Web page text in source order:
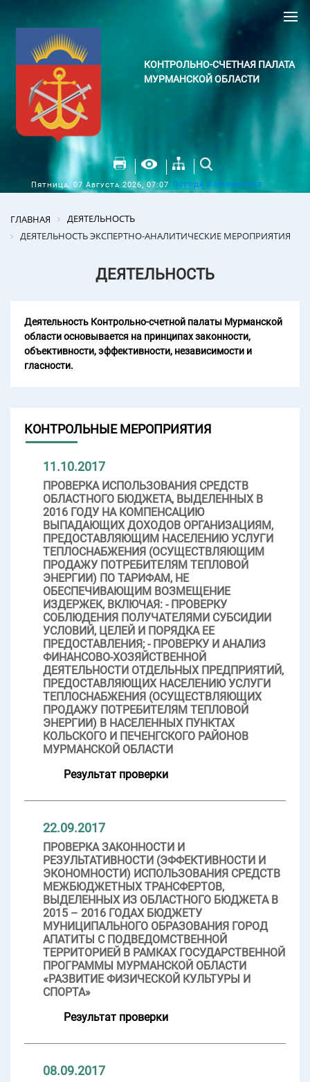
КОНТРОЛЬНО-СЧЕТНАЯ ПАЛАТА
МУРМАНСКОЙ ОБЛАСТИ
Пятница, 07 Августа 2026, 07:07 Погода в Мурманске
ГЛАВНАЯ
ДЕЯТЕЛЬНОСТЬ
ДЕЯТЕЛЬНОСТЬ ЭКСПЕРТНО-АНАЛИТИЧЕСКИЕ МЕРОПРИЯТИЯ
ДЕЯТЕЛЬНОСТЬ
Деятельность Контрольно-счетной палаты Мурманской
области основывается на принципах законности,
объективности, эффективности, независимости и
гласности.
КОНТРОЛЬНЫЕ МЕРОПРИЯТИЯ
11.10.2017
ПРОВЕРКА ИСПОЛЬЗОВАНИЯ СРЕДСТВ
ОБЛАСТНОГО БЮДЖЕТА, ВЫДЕЛЕННЫХ В
2016 ГОДУ НА КОМПЕНСАЦИЮ
ВЫПАДАЮЩИХ ДОХОДОВ ОРГАНИЗАЦИЯМ,
ПРЕДОСТАВЛЯЮЩИМ НАСЕЛЕНИЮ УСЛУГИ
ТЕПЛОСНАБЖЕНИЯ (ОСУЩЕСТВЛЯЮЩИМ
ПРОДАЖУ ПОТРЕБИТЕЛЯМ ТЕПЛОВОЙ
ЭНЕРГИИ) ПО ТАРИФАМ, НЕ
ОБЕСПЕЧИВАЮЩИМ ВОЗМЕЩЕНИЕ
ИЗДЕРЖЕК, ВКЛЮЧАЯ: - ПРОВЕРКУ
СОБЛЮДЕНИЯ ПОЛУЧАТЕЛЯМИ СУБСИДИИ
УСЛОВИЙ, ЦЕЛЕЙ И ПОРЯДКА ЕЕ
ПРЕДОСТАВЛЕНИЯ; - ПРОВЕРКУ И АНАЛИЗ
ФИНАНСОВО-ХОЗЯЙСТВЕННОЙ
ДЕЯТЕЛЬНОСТИ ОТДЕЛЬНЫХ ПРЕДПРИЯТИЙ,
ПРЕДОСТАВЛЯЮЩИХ НАСЕЛЕНИЮ УСЛУГИ
ТЕПЛОСНАБЖЕНИЯ (ОСУЩЕСТВЛЯЮЩИХ
ПРОДАЖУ ПОТРЕБИТЕЛЯМ ТЕПЛОВОЙ
ЭНЕРГИИ) В НАСЕЛЕННЫХ ПУНКТАХ
КОЛЬСКОГО И ПЕЧЕНГСКОГО РАЙОНОВ
МУРМАНСКОЙ ОБЛАСТИ
Результат проверки
22.09.2017
ПРОВЕРКА ЗАКОННОСТИ И
РЕЗУЛЬТАТИВНОСТИ (ЭФФЕКТИВНОСТИ И
ЭКОНОМНОСТИ) ИСПОЛЬЗОВАНИЯ СРЕДСТВ
МЕЖБЮДЖЕТНЫХ ТРАНСФЕРТОВ,
ВЫДЕЛЕННЫХ ИЗ ОБЛАСТНОГО БЮДЖЕТА В
2015 – 2016 ГОДАХ БЮДЖЕТУ
МУНИЦИПАЛЬНОГО ОБРАЗОВАНИЯ ГОРОД
АПАТИТЫ С ПОДВЕДОМСТВЕННОЙ
ТЕРРИТОРИЕЙ В РАМКАХ ГОСУДАРСТВЕННОЙ
ПРОГРАММЫ МУРМАНСКОЙ ОБЛАСТИ
«РАЗВИТИЕ ФИЗИЧЕСКОЙ КУЛЬТУРЫ И
СПОРТА»
Результат проверки
08.09.2017